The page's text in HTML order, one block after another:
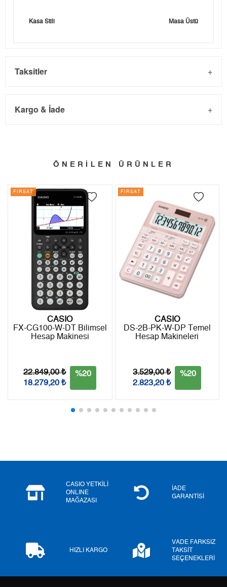
Kasa Stili Masa Üstü
Taksitler
Tek Çekim 1.759,20 ₺ 1.759,20 ₺
3 1.845,96 ₺
4 1.882,92 ₺
5 1.921,15 ₺
6 326,87 ₺ 1.961,22 ₺
7 2.002,98 ₺
9 2.091,78 ₺
Taksit Taksit Tutarı Toplam Tutar
Tek Çekim 1.759,20 ₺ 1.759,20 ₺
1.921,15 ₺
2.002,98 ₺
2.046,56 ₺
Kargo & İade
- Sipariş gönderimi 3 iş günü içinde yapılmaktadır. Resmi
verilir.
- İnternet mağazamızdan yapacağınız tüm alışverişlerde
Türkiye'nin her yerine 2.500₺ ve üzeri alışverişlerde Yurtiçi
Kargo ile ücretsiz gönderilir.
- Kargonuz elinize ulaştığı tarihten itibaren 14 gün içerisinde
iade edebilirsiniz.
ÖNERİLEN ÜRÜNLER
FIRSAT
CASIO
FX-CG100-W-DT Bilimsel
Hesap Makinesi
22.849,00 ₺
18.279,20 ₺
%20
FIRSAT
CASIO
DS-2B-PK-W-DP Temel
Hesap Makineleri
3.529,00 ₺
2.823,20 ₺
%20
CASIO YETKİLİ
ONLINE
MAĞAZASI
İADE
GARANTİSİ
HIZLI KARGO
VADE FARKSIZ
TAKSİT
SEÇENEKLERİ